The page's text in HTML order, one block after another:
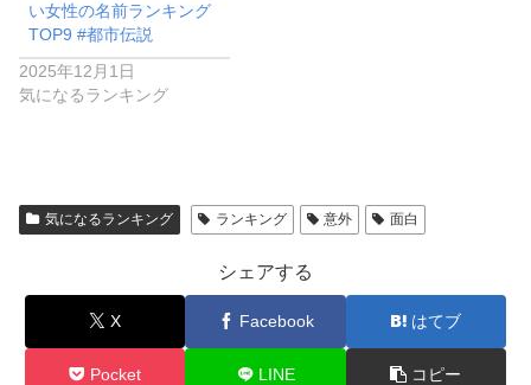
い女性の名前ランキング
TOP9 #都市伝説
2025年12月1日
気になるランキング
気になるランキング ランキング 意外 面白
シェアする
X Facebook はてブ
Pocket LINE コピー